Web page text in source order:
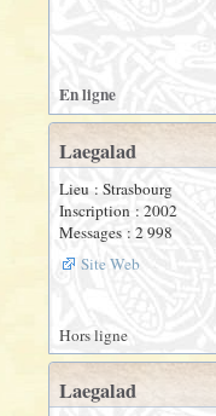
En ligne
Laegalad
Lieu : Strasbourg
Inscription : 2002
Messages : 2 998
Site Web
Hors ligne
Laegalad